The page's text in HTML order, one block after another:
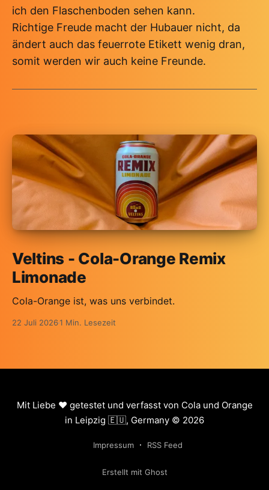
ich den Flaschenboden sehen kann.
Richtige Freude macht der Hubauer nicht, da
ändert auch das feuerrote Etikett wenig dran,
somit werden wir auch keine Freunde.
Veltins - Cola-Orange Remix
Limonade
Cola-Orange ist, was uns verbindet.
22 Juli 20261 Min. Lesezeit
Mit Liebe ❤️ getestet und verfasst von Cola und Orange
in Leipzig 🇪🇺, Germany © 2026
Impressum RSS Feed
Erstellt mit Ghost